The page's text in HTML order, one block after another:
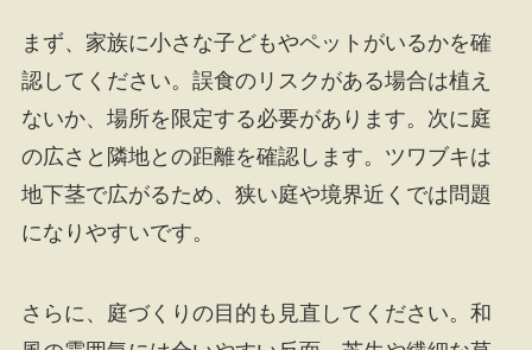
まず、家族に小さな子どもやペットがいるかを確
認してください。誤食のリスクがある場合は植え
ないか、場所を限定する必要があります。次に庭
の広さと隣地との距離を確認します。ツワブキは
地下茎で広がるため、狭い庭や境界近くでは問題
になりやすいです。
さらに、庭づくりの目的も見直してください。和